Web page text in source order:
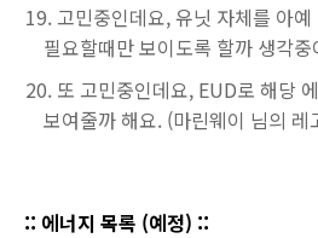
고민중인데요, 유닛 자체를 아
필요할때만 보이도록 할까 생각
또 고민중인데요, EUD로 해당
보여줄까 해요. (마린웨이 님의 레
:: 에너지 목록 (예정) ::